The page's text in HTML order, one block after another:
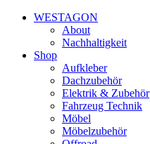
WESTAGON
About
Nachhaltigkeit
Shop
Aufkleber
Dachzubehör
Elektrik & Zubehör
Fahrzeug Technik
Möbel
Möbelzubehör